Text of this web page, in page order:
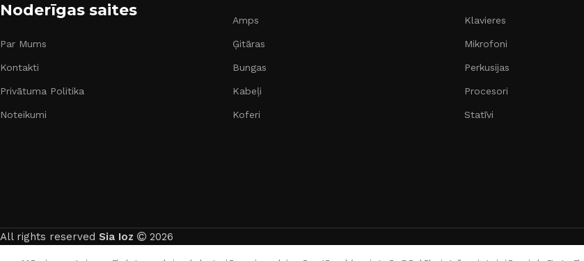
Noderīgas saites
Par Mums
Kontakti
Privātuma Politika
Noteikumi
Amps
Ģitāras
Bungas
Kabeļi
Koferi
Klavieres
Mikrofoni
Perkusijas
Procesori
Statīvi
All rights reserved Sia Ioz 2026